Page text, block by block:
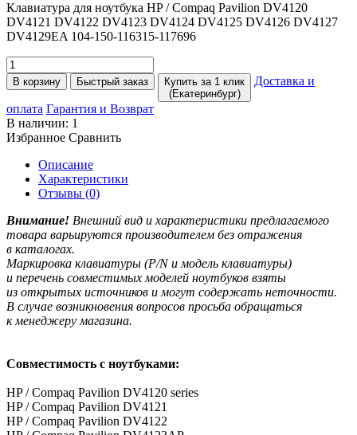
Клавиатура для ноутбука HP / Compaq Pavilion DV4120
DV4121 DV4122 DV4123 DV4124 DV4125 DV4126 DV4127
DV4129EA 104-150-116315-117696
В корзину Быстрый заказ
Купить за 1 клик
(Екатеринбург)
Доставка и
оплата Гарантия и Возврат
В наличии: 1
Избранное Сравнить
Описание
Характеристики
Отзывы (0)
Внимание! Внешний вид и характеристики предлагаемого
товара варьируются производителем без отражения
в каталогах.
Маркировка клавиатуры (P/N и модель клавиатуры)
и перечень совместимых моделей ноутбуков взяты
из открытых источников и могут содержать неточности.
В случае возникновения вопросов просьба обращаться
к менеджеру магазина.
Совместимость с ноутбуками:
HP / Compaq Pavilion DV4120 series
HP / Compaq Pavilion DV4121
HP / Compaq Pavilion DV4122